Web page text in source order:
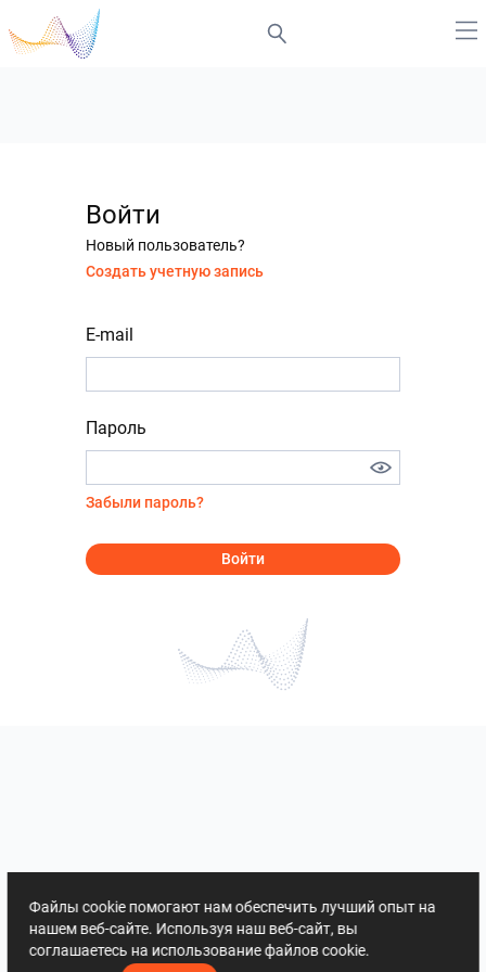
Войти
Новый пользователь?
Создать учетную запись
E-mail
Пароль
Забыли пароль?
Войти
Файлы cookie помогают нам обеспечить лучший опыт на
нашем веб-сайте. Используя наш веб-сайт, вы
соглашаетесь на использование файлов cookie.